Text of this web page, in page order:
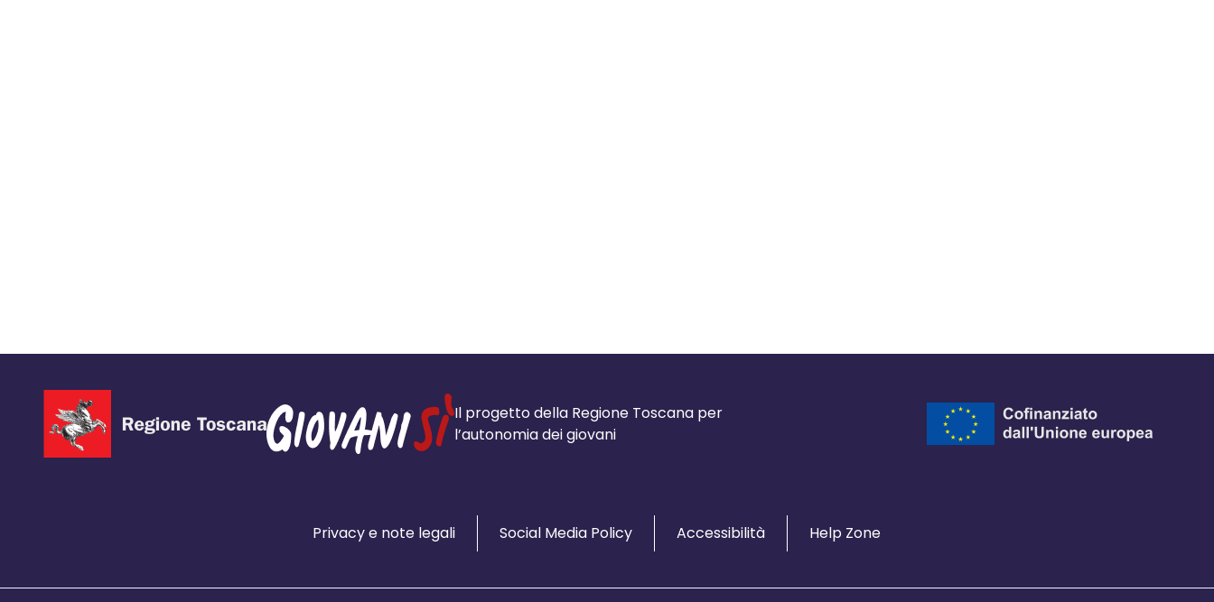
Il progetto della Regione Toscana per
l’autonomia dei giovani
Privacy e note legali Social Media Policy Accessibilità Help Zone